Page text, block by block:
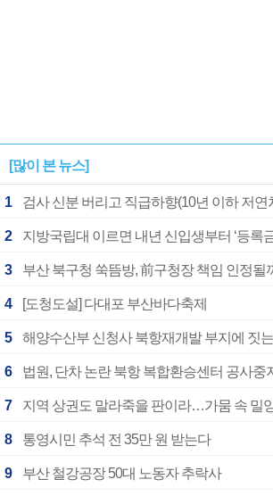
[많이 본 뉴스]
1
2 지방국립대 이르면 내년 신입생부터 ‘등록
3 부산 북구청 쑥뜸방, 前구청장 책임 인정될
4 [도청도설] 다대포 부산바다축제
5 해양수산부 신청사 북항재개발 부지에 짓
6 법원, 단차 논란 북항 복합환승센터 공사중
7 지역 상권도 말라죽을 판이라…가뭄 속 밀
8 통영시민 추석 전 35만 원 받는다
9 부산 철강공장 50대 노동자 추락사